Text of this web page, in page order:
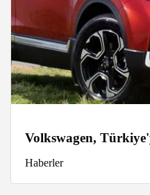
Volkswagen,
Haberler